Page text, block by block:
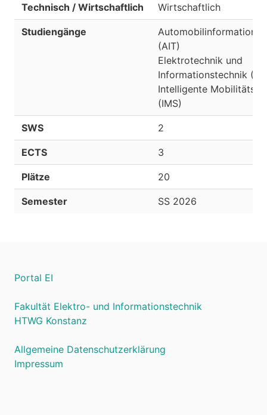
Technisch / Wirtschaftlich Wirtschaftlich
Studiengänge
(AIT)
Elektrotechnik und
Informationstechnik
Intelligente
(IMS)
SWS 2
ECTS 3
Plätze 20
Semester SS 2026
Portal EI
Fakultät Elektro- und Informationstechnik
HTWG Konstanz
Allgemeine Datenschutzerklärung
Impressum